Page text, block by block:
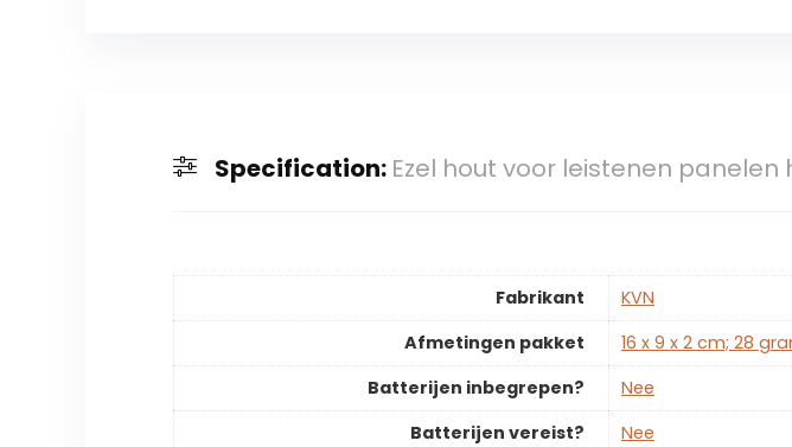
Specification: Ezel hout voor leistenen
Fabrikant
‎KVN
Afmetingen pakket
‎16 x 9 x 2 cm; 28
Batterijen inbegrepen?
‎Nee
Batterijen vereist?
‎Nee